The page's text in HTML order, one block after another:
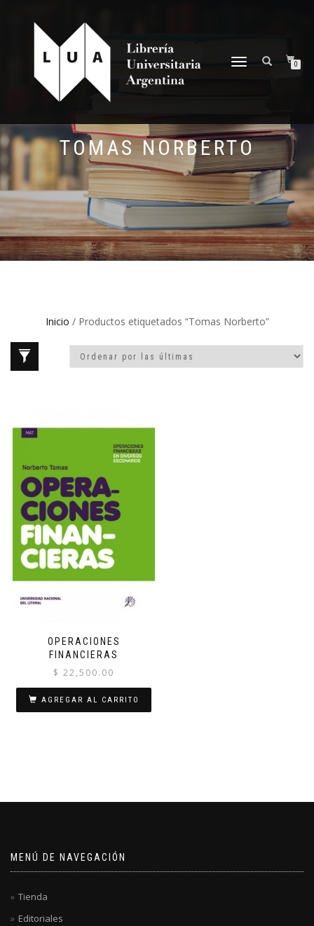
NAVEGACIÓN
0
TOMAS NORBERTO
Inicio / Productos etiquetados “Tomas Norberto”
OPERACIONES
FINANCIERAS
$ 22,500.00
AGREGAR AL CARRITO
MENÚ DE NAVEGACIÓN
Tienda
Editoriales